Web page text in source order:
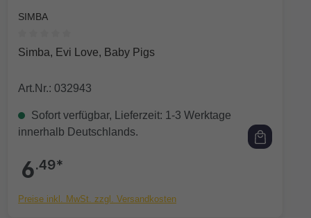
SIMBA
Durchschnittliche Bewertung von 0 von 5 Sternen
Simba, Evi Love, Baby Pigs
Art.Nr.: 032943
Sofort verfügbar, Lieferzeit: 1-3 Werktage
innerhalb Deutschlands.
6.49*
Preise inkl. MwSt. zzgl. Versandkosten